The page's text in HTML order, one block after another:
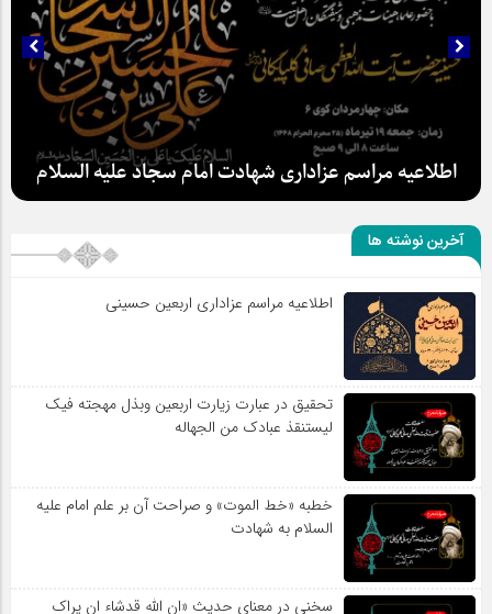
اطلاعیه مراسم عزاداری شهادت امام سجاد علیه السلام
سلطان عشق
آخرین نوشته ها
اطلاعیه مراسم عزاداری اربعین حسینی
تحقیق در عبارت زیارت اربعین وبذل مهجته فیک
لیستنقذ عبادک من الجهاله
خطبه «خط الموت» و صراحت آن بر علم امام علیه
السلام به شهادت
سخنی در معنای حدیث «ان الله قدشاء ان یراک